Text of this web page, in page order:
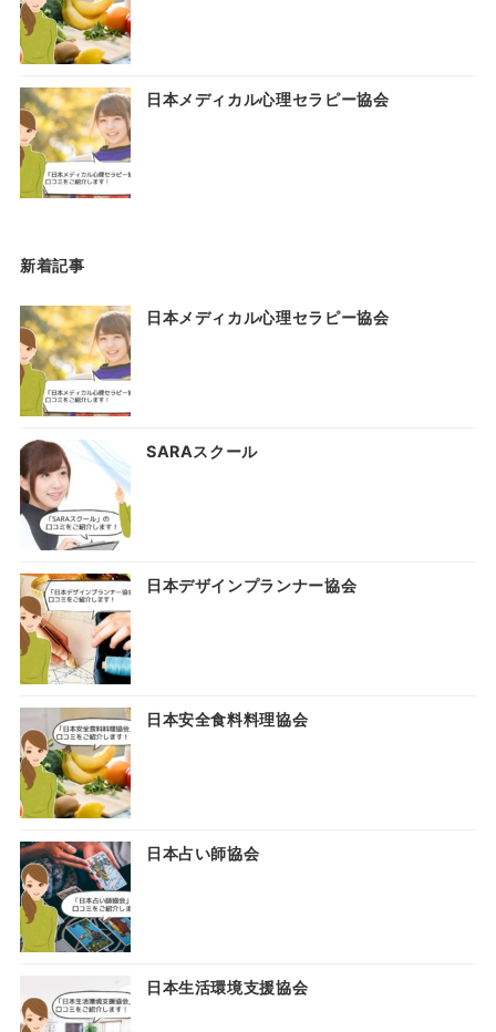
日本メディカル心理セラピー協会
新着記事
日本メディカル心理セラピー協会
SARAスクール
日本デザインプランナー協会
日本安全食料料理協会
日本占い師協会
日本生活環境支援協会